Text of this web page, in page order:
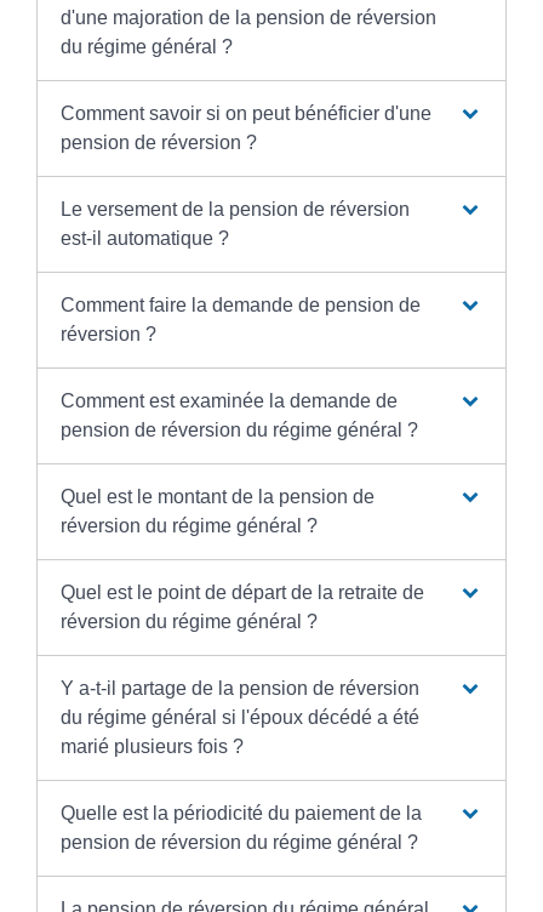
d'une majoration de la pension de réversion
du régime général ?
Comment savoir si on peut bénéficier d'une
pension de réversion ?
Le versement de la pension de réversion
est-il automatique ?
Comment faire la demande de pension de
réversion ?
Comment est examinée la demande de
pension de réversion du régime général ?
Quel est le montant de la pension de
réversion du régime général ?
Quel est le point de départ de la retraite de
réversion du régime général ?
Y a-t-il partage de la pension de réversion
du régime général si l'époux décédé a été
marié plusieurs fois ?
Quelle est la périodicité du paiement de la
pension de réversion du régime général ?